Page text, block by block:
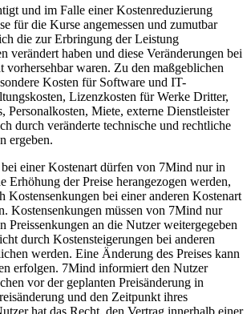
und im Falle einer Kostenreduzierung
für die Kurse angemessen und zumutbar
die zur Erbringung der Leistung
verändert haben und diese Veränderungen bei
vorhersehbar waren. Zu den maßgeblichen
Kosten für Software und IT-
Lizenzkosten für Werke Dritter,
Personalkosten, Miete, externe Dienstleister
durch veränderte technische und rechtliche
ergeben.
einer Kostenart dürfen von 7Mind nur in
Erhöhung der Preise herangezogen werden,
Kostensenkungen bei einer anderen Kostenart
Kostensenkungen müssen von 7Mind nur
Preissenkungen an die Nutzer weitergegeben
durch Kostensteigerungen bei anderen
werden. Eine Änderung des Preises kann
erfolgen. 7Mind informiert den Nutzer
vor der geplanten Preisänderung in
und den Zeitpunkt ihres